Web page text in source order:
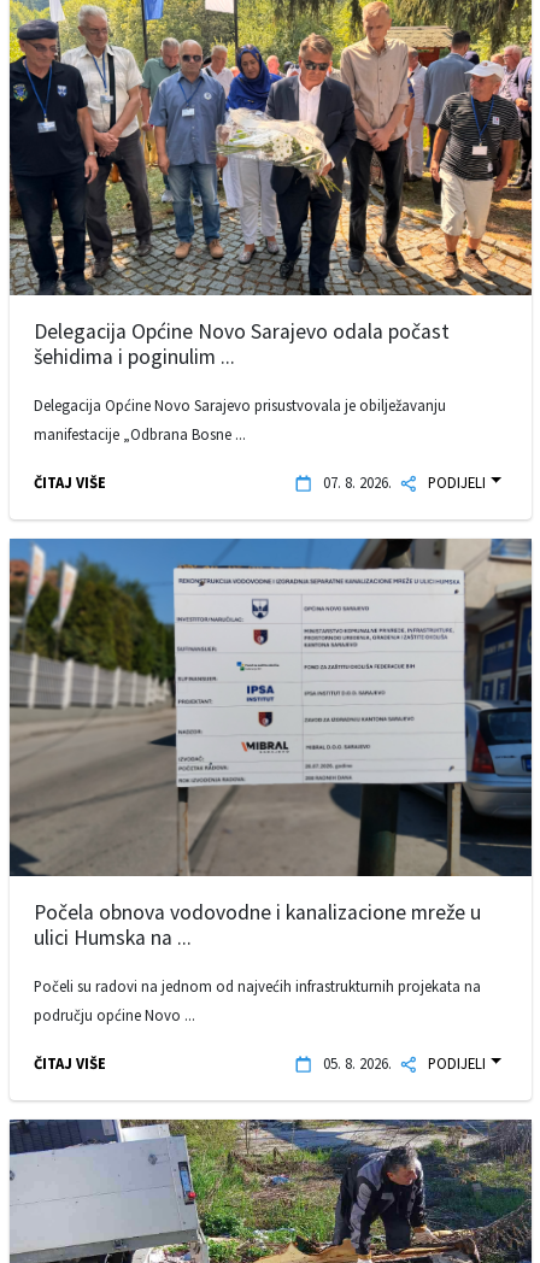
Delegacija Općine Novo Sarajevo odala počast
šehidima i poginulim ...
Delegacija Općine Novo Sarajevo prisustvovala je obilježavanju
manifestacije „Odbrana Bosne ...
ČITAJ VIŠE 07. 8. 2026. PODIJELI
Počela obnova vodovodne i kanalizacione mreže u
ulici Humska na ...
Počeli su radovi na jednom od najvećih infrastrukturnih projekata na
području općine Novo ...
ČITAJ VIŠE 05. 8. 2026. PODIJELI